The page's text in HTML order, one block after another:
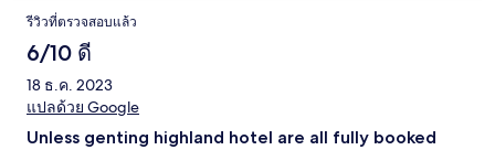
รีวิวที่ตรวจสอบแล้ว
6/10 ดี
18 ธ.ค. 2023
แปลด้วย Google
Unless genting highland hotel are all fully booked